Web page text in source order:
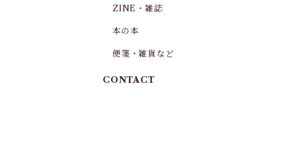
ZINE・雑誌
本の本
便箋・雑貨など
CONTACT